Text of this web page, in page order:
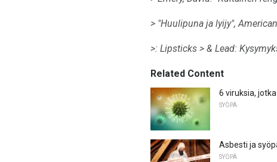
> "Huulipuna ja lyijy",
>: Lipsticks > & Lead:
Related Content
6 viruksia,
SYÖPÄ
Asbesti ja
SYÖPÄ